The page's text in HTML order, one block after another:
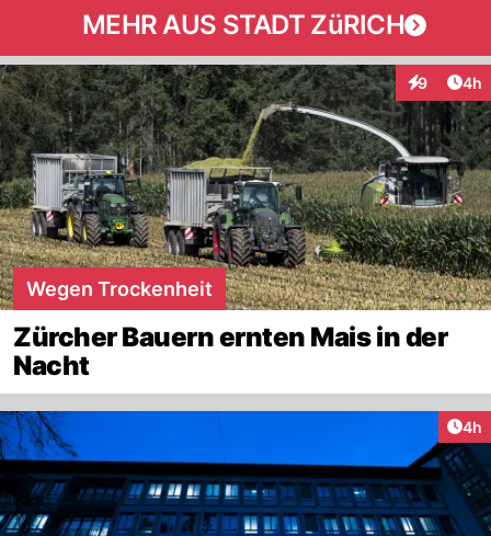
MEHR AUS STADT ZüRICH
9 4h
Wegen Trockenheit
Zürcher Bauern ernten Mais in der
Nacht
4h